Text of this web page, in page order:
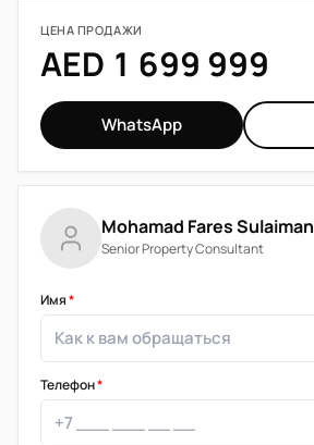
ЦЕНА ПРОДАЖИ
AED 1 699 999
WhatsApp
Mohamad Fares Sulaiman
Senior Property Consultant
Имя*
Телефон*